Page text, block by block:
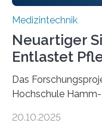
Medizintechnik
Neuartiger
Entlastet
Das
Hochschule
auf Personen ab,
20.10.2025